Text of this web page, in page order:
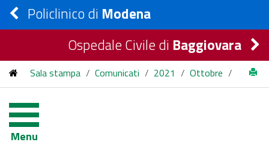
Policlinico di Modena
Ospedale Civile di Baggiovara
Sala stampa / Comunicati / 2021 / Ottobre /
patologie acute e critiche
Menu